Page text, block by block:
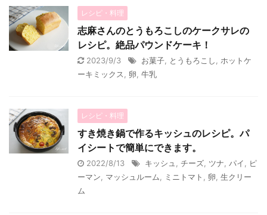
レシピ・料理
志麻さんのとうもろこしのケークサレの
レシピ。絶品パウンドケーキ！
2023/9/3 お菓子 とうもろこし
ホットケ
ーキミックス
卵 牛乳
レシピ・料理
すき焼き鍋で作るキッシュのレシピ。パ
イシートで簡単にできます。
2022/8/13 キッシュ チーズ ツナ パイ
ピ
ーマン
マッシュルーム ミニトマト 卵 生クリー
ム